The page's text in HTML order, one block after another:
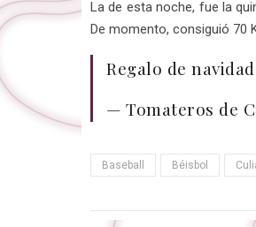
La de esta noche, fue la
De momento, consiguió 70
Regalo de
— Tomateros de
Baseball Béisbol